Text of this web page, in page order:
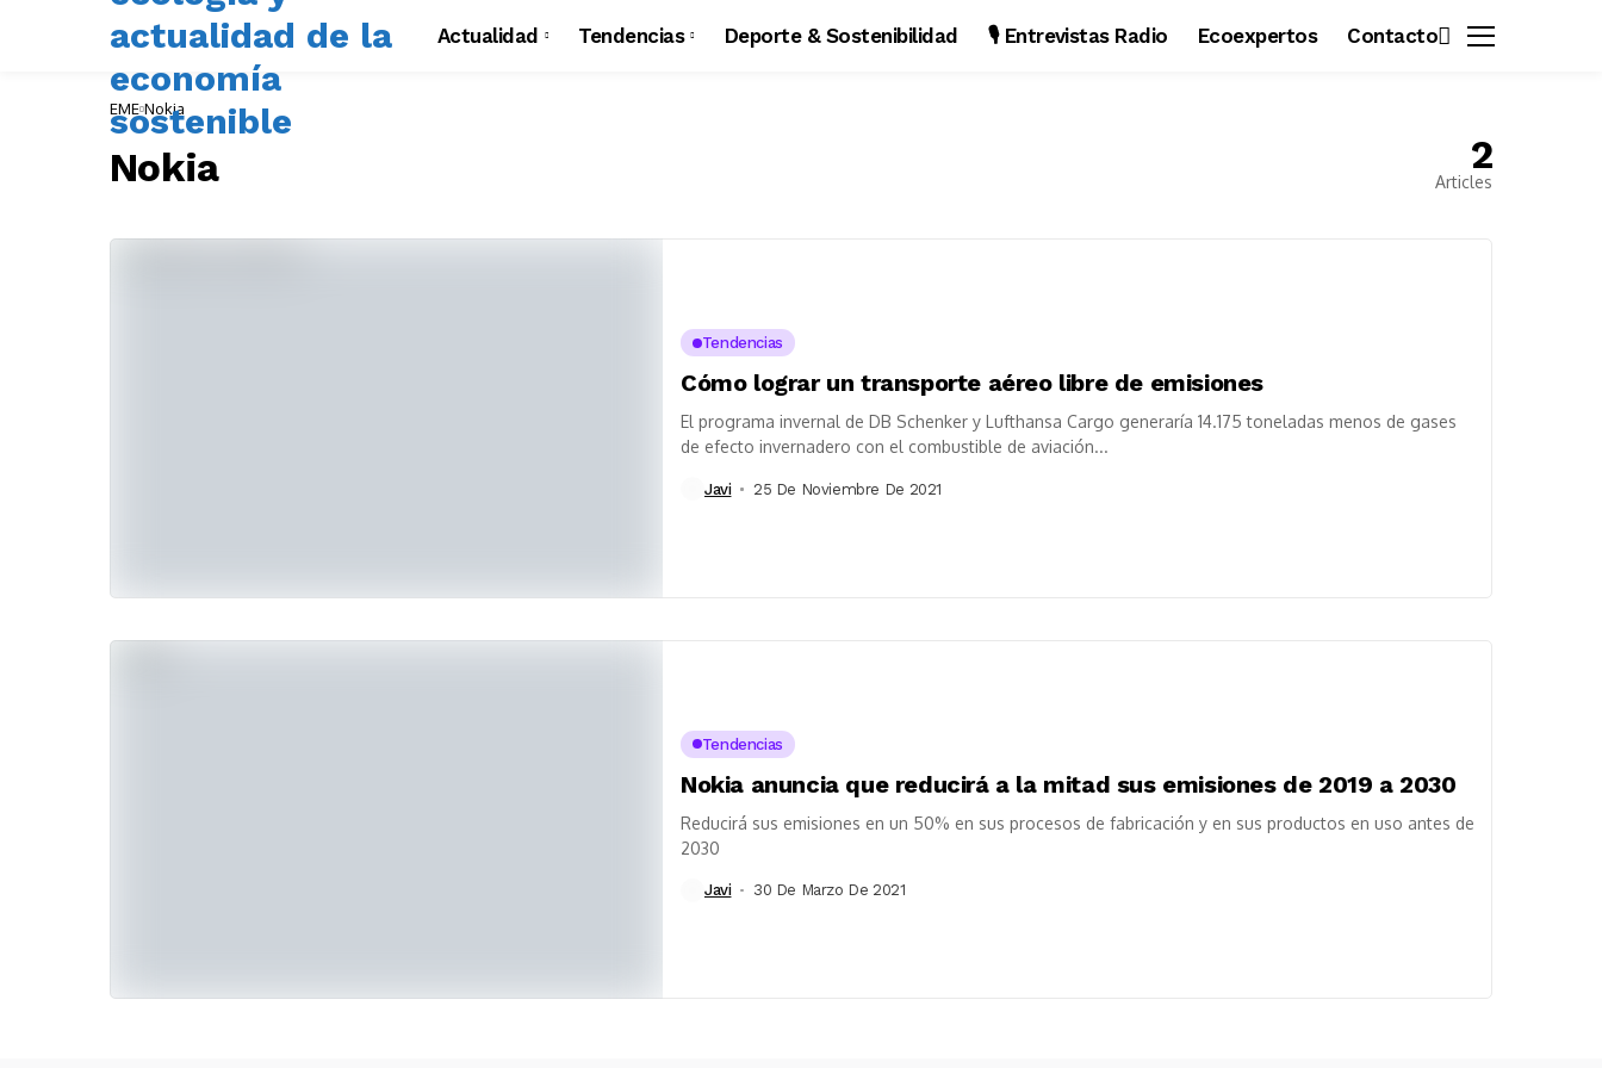
Actualidad Tendencias Deporte & Sostenibilidad 🎙️ Entrevistas Radio Ecoexpertos Contacto
EME Nokia
Nokia 2
Articles
Tendencias
Cómo lograr un transporte aéreo libre de emisiones
El programa invernal de DB Schenker y Lufthansa Cargo generaría 14.175 toneladas menos de gases
de efecto invernadero con el combustible de aviación...
Javi 25 De Noviembre De 2021
Tendencias
Nokia anuncia que reducirá a la mitad sus emisiones de 2019 a 2030
Reducirá sus emisiones en un 50% en sus procesos de fabricación y en sus productos en uso antes de
2030
Javi 30 De Marzo De 2021